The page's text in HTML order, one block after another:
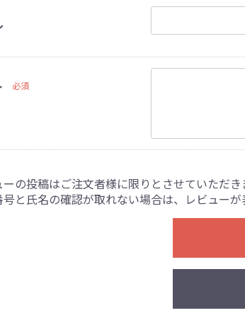
必須
の投稿はご注文者様に限りとさせていただき
と氏名の確認が取れない場合は、レビュー